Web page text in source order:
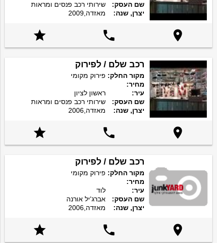
שם העסק:
שירותי רכב פנסים ומראות
יצרן, שנה:
מאזדה,2009



רכב שלם / לפירוק
מקור החלק: פירוק מקומי
מחיר:
עיר:
ראשון לציון
שם העסק:
שירותי רכב פנסים ומראות
יצרן, שנה:
מאזדה,2006



רכב שלם / לפירוק
מקור החלק: פירוק מקומי
מחיר:
עיר:
לוד
שם העסק:
אברג'יל אורנה
יצרן, שנה:
מאזדה,2006


